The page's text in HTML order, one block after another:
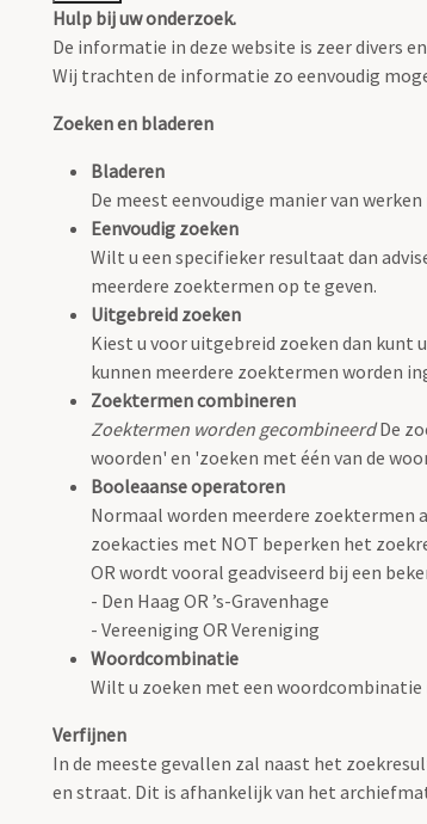
Hulp bij uw onderzoek.
De informatie in deze website is zeer divers
Wij trachten de informatie zo eenvoudig
Zoeken en bladeren
Bladeren
De meest eenvoudige manier van
Eenvoudig zoeken
Wilt u een specifieker resultaat dan
meerdere zoektermen op te geven.
Uitgebreid zoeken
Kiest u voor uitgebreid zoeken dan kunt
kunnen meerdere zoektermen worden
Zoektermen combineren
Zoektermen worden gecombineerdDe
woorden' en 'zoeken met één van de
Booleaanse operatoren
Normaal worden meerdere zoektermen
zoekacties met NOT beperken het
OR wordt vooral geadviseerd bij een
- Den Haag OR ’s-Gravenhage
- Vereeniging OR Vereniging
Woordcombinatie
Wilt u zoeken met een
Verfijnen
In de meeste gevallen zal naast het
en straat. Dit is afhankelijk van het